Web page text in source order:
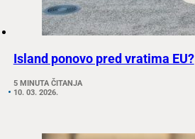
Island ponovo pred vratima EU?
5 MINUTA ČITANJA
10. 03. 2026.